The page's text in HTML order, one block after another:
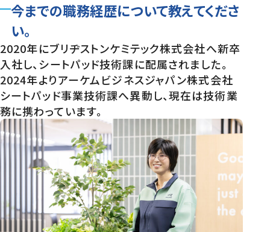
今までの職務経歴について教えてくださ
い。
2020年にブリヂストンケミテック株式会社へ新卒
入社し、シートパッド技術課に配属されました。
2024年よりアーケムビジネスジャパン株式会社
シートパッド事業技術課へ異動し、現在は技術業
務に携わっています。